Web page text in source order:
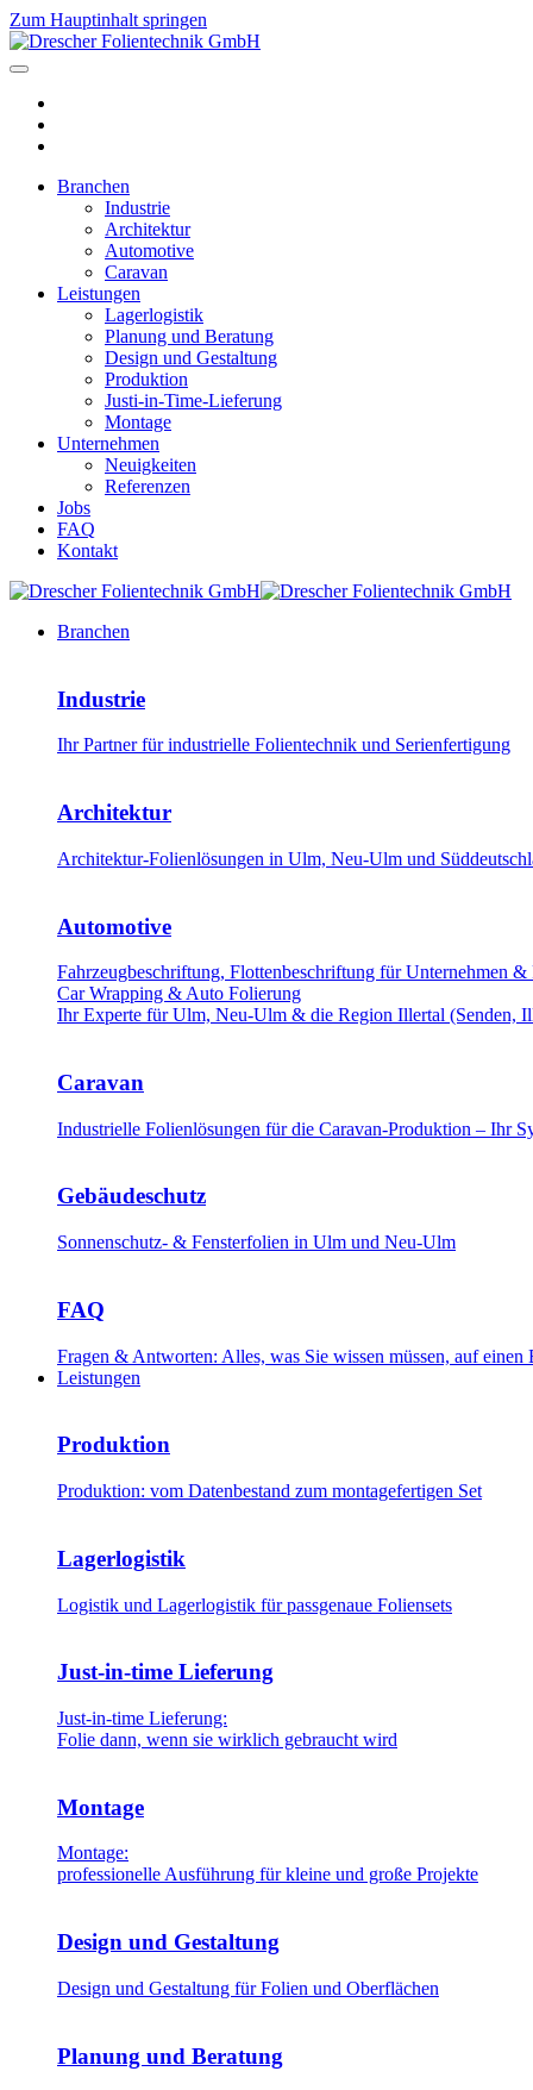
Zum Hauptinhalt springen
Branchen
Industrie
Architektur
Automotive
Caravan
Leistungen
Lagerlogistik
Planung und Beratung
Design und Gestaltung
Produktion
Justi-in-Time-Lieferung
Montage
Unternehmen
Neuigkeiten
Referenzen
Jobs
FAQ
Kontakt
Branchen
Industrie
Ihr Partner für industrielle Folientechnik und Serienfertigung
Architektur
Architektur-Folienlösungen in Ulm, Neu-Ulm und
Automotive
Fahrzeugbeschriftung, Flottenbeschriftung für Unternehmen &
Car Wrapping & Auto Folierung
Ihr Experte für Ulm, Neu-Ulm & die Region Illertal (Senden,
Caravan
Industrielle Folienlösungen für die Caravan-Produktion – Ihr
Gebäudeschutz
Sonnenschutz- & Fensterfolien in Ulm und Neu-Ulm
FAQ
Fragen & Antworten: Alles, was Sie wissen müssen, auf einen
Leistungen
Produktion
Produktion: vom Datenbestand zum montagefertigen Set
Lagerlogistik
Logistik und Lagerlogistik für passgenaue Foliensets
Just-in-time Lieferung
Just-in-time Lieferung:
Folie dann, wenn sie wirklich gebraucht wird
Montage
Montage:
professionelle Ausführung für kleine und große Projekte
Design und Gestaltung
Design und Gestaltung für Folien und Oberflächen
Planung und Beratung